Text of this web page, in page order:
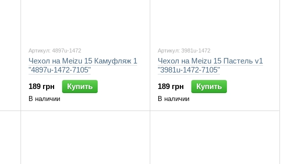
Артикул: 4897u-1472
Чехол на Meizu 15 Камуфляж 1
"4897u-1472-7105"
189 грн
Купить
В наличии
Артикул: 3981u-1472
Чехол на Meizu 15 Пастель v1
"3981u-1472-7105"
189 грн
Купить
В наличии